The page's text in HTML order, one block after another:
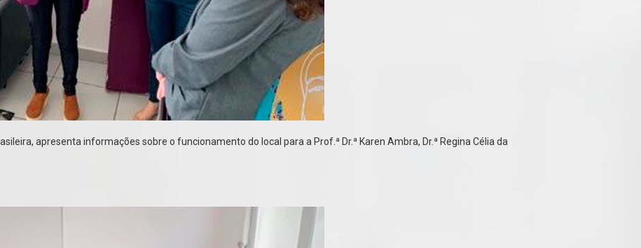
apresenta informações sobre o funcionamento do local para a Prof.ª Dr.ª Karen Ambra, Dr.ª Regina Célia da